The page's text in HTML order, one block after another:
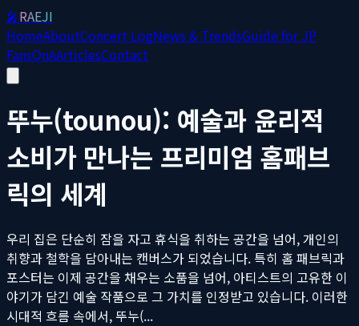
🎤RAEJI
HomeAboutConcert LogNews & TrendsGuide for JP
FansQnAArticlesContact
뚜누(tounou): 예술과 윤리적
소비가 만나는 프리미엄 홈패브
릭의 세계
우리 집은 단순히 잠을 자고 휴식을 취하는 공간을 넘어, 개인의
취향과 철학을 담아내는 캔버스가 되었습니다. 특히 홈 패브릭과
포스터는 이제 공간을 채우는 소품을 넘어, 아티스트의 고유한 이
야기가 담긴 예술 작품으로 그 가치를 인정받고 있습니다. 이러한
시대적 흐름 속에서, 뚜누(...